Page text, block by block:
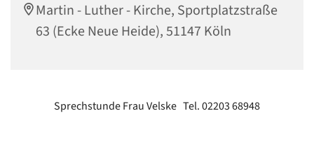
Martin - Luther - Kirche, Sportplatzstraße
63 (Ecke Neue Heide), 51147 Köln
Sprechstunde Frau Velske Tel. 02203 68948